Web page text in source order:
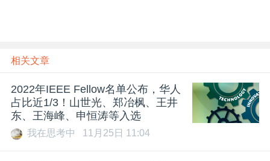
相关文章
2022年IEEE Fellow名单公布，华人
占比近1/3！山世光、郑冶枫、王井
东、王海峰、申恒涛等入选
我在思考中 11月25日 11:04